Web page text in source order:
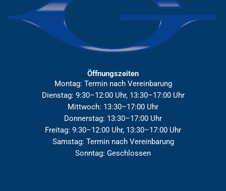
Öffnungszeiten
Montag: Termin nach Vereinbarung
Dienstag: 9:30–12:00 Uhr, 13:30–17:00 Uhr
Mittwoch: 13:30–17:00 Uhr
Donnerstag: 13:30–17:00 Uhr
Freitag: 9:30–12:00 Uhr, 13:30–17:00 Uhr
Samstag: Termin nach Vereinbarung
Sonntag: Geschlossen